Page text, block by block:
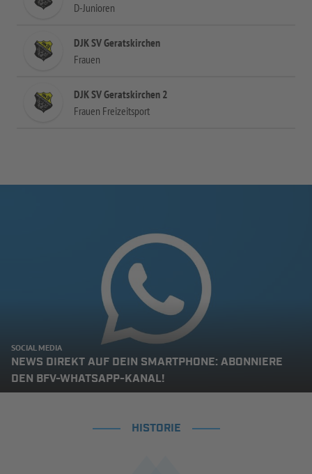
D-Junioren
DJK SV Geratskirchen
Frauen
DJK SV Geratskirchen 2
Frauen Freizeitsport
SOCIAL MEDIA
NEWS DIREKT AUF DEIN SMARTPHONE: ABONNIERE
DEN BFV-WHATSAPP-KANAL!
HISTORIE